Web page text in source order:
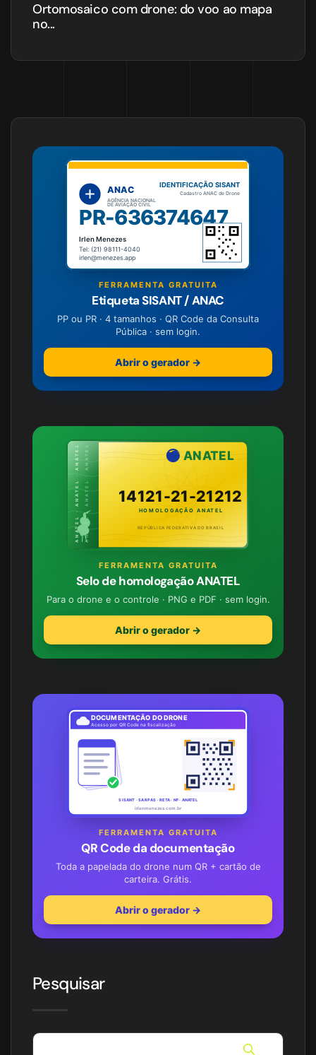
Ortomosaico com drone: do voo ao mapa
no...
ANAC
AGÊNCIA NACIONAL
DE AVIAÇÃO CIVIL
IDENTIFICAÇÃO SISANT
Cadastro ANAC de Drone
PR-636374647
Irlen Menezes
Tel: (21) 98111-4040
irlen@menezes.app
FERRAMENTA GRATUITA
Etiqueta SISANT / ANAC
PP ou PR · 4 tamanhos · QR Code da Consulta
Pública · sem login.
Abrir o gerador →
ANATEL · ANATEL · ANATELANATEL · ANATEL · ANATEL ANATEL
14121-21-21212
HOMOLOGAÇÃO ANATEL
REPÚBLICA FEDERATIVA DO BRASIL
FERRAMENTA GRATUITA
Selo de homologação ANATEL
Para o drone e o controle · PNG e PDF · sem login.
Abrir o gerador →
DOCUMENTAÇÃO DO DRONE
Acesso por QR Code na fiscalização
SISANT · SARPAS · RETA · NF · ANATEL
irlenmenezes.com.br
FERRAMENTA GRATUITA
QR Code da documentação
Toda a papelada do drone num QR + cartão de
carteira. Grátis.
Abrir o gerador →
Pesquisar